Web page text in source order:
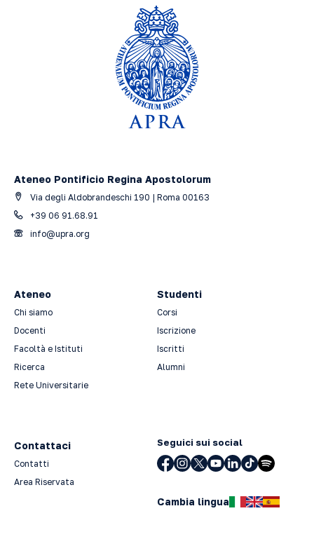
Ateneo Pontificio Regina Apostolorum
Via degli Aldobrandeschi 190 | Roma 00163
+39 06 91.68.91
info@upra.org
Ateneo
Chi siamo
Docenti
Facoltà e Istituti
Ricerca
Rete Universitarie
Studenti
Corsi
Iscrizione
Iscritti
Alumni
Contattaci
Contatti
Area Riservata
Seguici sui social
Cambia lingua